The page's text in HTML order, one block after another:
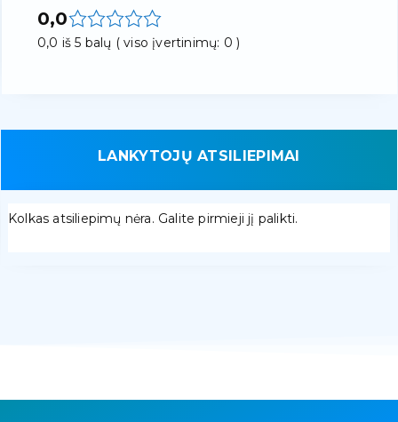
0,0
0,0 iš 5 balų ( viso įvertinimų: 0 )
LANKYTOJŲ ATSILIEPIMAI
Kolkas atsiliepimų nėra. Galite pirmieji jį palikti.